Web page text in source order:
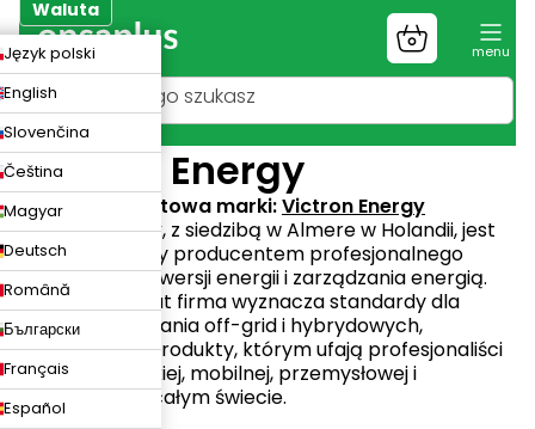
Przejść
do
treści
Waluta
Język polski
English
Slovenčina
Čeština
Magyar
Deutsch
Română
Български
Français
Español
Koszyk
Victron Energy
Strona internetowa marki:Victron Energy
Victron Energy, z siedzibą w Almere w Holandii, jest
światowej sławy producentem profesjonalnego
sprzętu do konwersji energii i zarządzania energią.
Od ponad 45 lat firma wyznacza standardy dla
systemów zasilania off-grid i hybrydowych,
dostarczając produkty, którym ufają profesjonaliści
z branży morskiej, mobilnej, przemysłowej i
słonecznej na całym świecie.